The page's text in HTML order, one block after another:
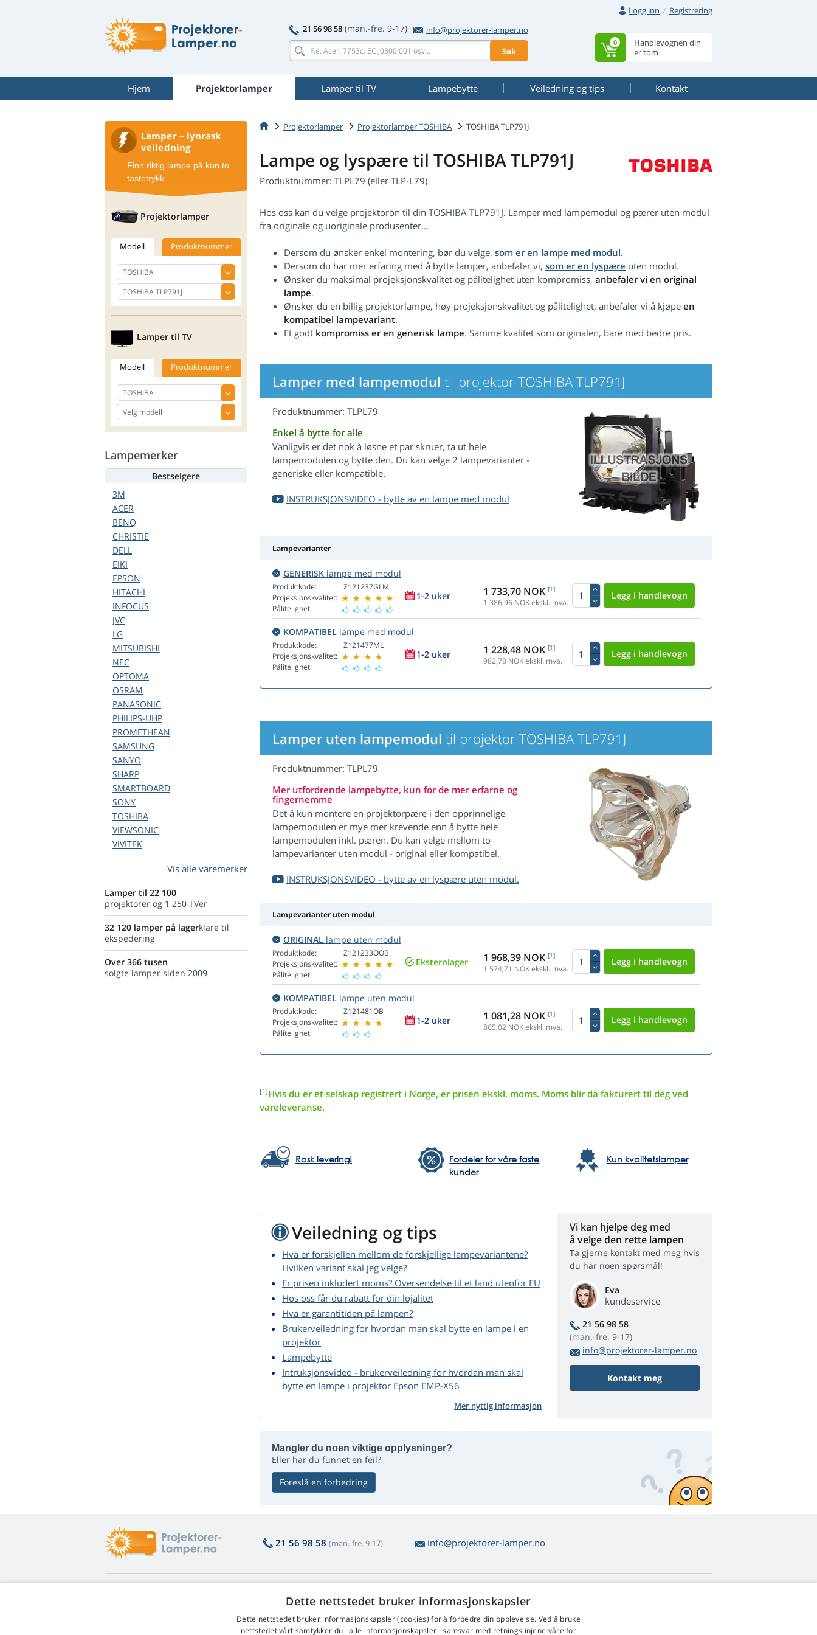
Logg inn
Registrering
21 56 98 58 (man.-fre. 9-17)
info@projektorer-lamper.no
Søk
Handlevognen din
er tom
0
Hjem Projektorlamper Lamper til TV Lampebytte Veiledning og tips Kontakt
Projektorlamper Projektorlamper TOSHIBA TOSHIBA TLP791J
Lampe og lyspære til TOSHIBA TLP791J
Produktnummer: TLPL79 (eller TLP-L79)
Hos oss kan du velge projektoron til din TOSHIBA TLP791J. Lamper med lampemodul og pærer uten modul
fra originale og uoriginale produsenter...
Dersom du ønsker enkel montering, bør du velge, som er en lampe med modul.
Dersom du har mer erfaring med å bytte lamper, anbefaler vi, som er en lyspære uten modul.
Ønsker du maksimal projeksjonskvalitet og pålitelighet uten kompromiss, anbefaler vi en original
lampe.
Ønsker du en billig projektorlampe, høy projeksjonskvalitet og pålitelighet, anbefaler vi å kjøpe en
kompatibel lampevariant.
Et godt kompromiss er en generisk lampe. Samme kvalitet som originalen, bare med bedre pris.
Lamper med lampemodul til projektor TOSHIBA TLP791J
Produktnummer: TLPL79
Enkel å bytte for alle
Vanligvis er det nok å løsne et par skruer, ta ut hele
lampemodulen og bytte den. Du kan velge 2 lampevarianter -
generiske eller kompatible.
INSTRUKSJONSVIDEO - bytte av en lampe med modul
Lampevarianter
GENERISK lampe med modul
Produktkode:
Projeksjonskvalitet:
Pålitelighet:
Z121237GLM
1-2 uker 1 733,70 NOK [1]
1 386,96 NOK ekskl. mva.
KOMPATIBEL lampe med modul
Produktkode:
Projeksjonskvalitet:
Pålitelighet:
Z121477ML
1-2 uker 1 228,48 NOK [1]
982,78 NOK ekskl. mva.
Lamper uten lampemodul til projektor TOSHIBA TLP791J
Produktnummer: TLPL79
Mer utfordrende lampebytte, kun for de mer erfarne og
fingernemme
Det å kun montere en projektorpære i den opprinnelige
lampemodulen er mye mer krevende enn å bytte hele
lampemodulen inkl. pæren. Du kan velge mellom to
lampevarianter uten modul - original eller kompatibel.
INSTRUKSJONSVIDEO - bytte av en lyspære uten modul.
Lampevarianter uten modul
ORIGINAL lampe uten modul
Produktkode:
Projeksjonskvalitet:
Pålitelighet:
Z121233OOB
Eksternlager 1 968,39 NOK [1]
1 574,71 NOK ekskl. mva.
KOMPATIBEL lampe uten modul
Produktkode:
Projeksjonskvalitet:
Pålitelighet:
Z121481OB
1-2 uker 1 081,28 NOK [1]
865,02 NOK ekskl. mva.
[1]Hvis du er et selskap registrert i Norge, er prisen ekskl. moms. Moms blir da fakturert til deg ved
vareleveranse.
Rask levering!
Fordeler for våre faste
kunder
Kun kvalitetslamper
Veiledning og tips
Hva er forskjellen mellom de forskjellige lampevariantene?
Hvilken variant skal jeg velge?
Er prisen inkludert moms? Oversendelse til et land utenfor EU
Hos oss får du rabatt for din lojalitet
Hva er garantitiden på lampen?
Brukerveiledning for hvordan man skal bytte en lampe i en
projektor
Lampebytte
Intruksjonsvideo - brukerveiledning for hvordan man skal
bytte en lampe i projektor Epson EMP-X56
Mer nyttig informasjon
Vi kan hjelpe deg med
å velge den rette lampen
Ta gjerne kontakt med meg hvis
du har noen spørsmål!
Eva
kundeservice
21 56 98 58
(man.-fre. 9-17)
info@projektorer-lamper.no
Kontakt meg
Mangler du noen viktige opplysninger?
Eller har du funnet en feil?
Foreslå en forbedring
Lamper – lynrask
veiledning
Finn riktig lampe på kun to
tastetrykk
Projektorlamper
Modell Produktnummer
Lamper til TV
Modell Produktnummer
Lampemerker
Bestselgere
3M
ACER
BENQ
CHRISTIE
DELL
EIKI
EPSON
HITACHI
INFOCUS
JVC
LG
MITSUBISHI
NEC
OPTOMA
OSRAM
PANASONIC
PHILIPS-UHP
PROMETHEAN
SAMSUNG
SANYO
SHARP
SMARTBOARD
SONY
TOSHIBA
VIEWSONIC
VIVITEK
Vis alle varemerker
Lamper til 22 100
projektorer og 1 250 TVer
32 120 lamper på lagerklare til
ekspedering
Over 366 tusen
solgte lamper siden 2009
21 56 98 58 (man.-fre. 9-17) info@projektorer-lamper.no
Retur og reklamasjon
Enkel vareretur
Kontakt
Dette nettstedet bruker informasjonskapsler
Dette nettstedet bruker informasjonskapsler (cookies) for å forbedre din opplevelse. Ved å bruke
nettstedet vårt samtykker du i alle informasjonskapsler i samsvar med retningslinjene våre for